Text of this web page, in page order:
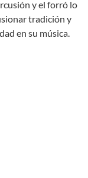
y el forró lo
tradición y
en su música.